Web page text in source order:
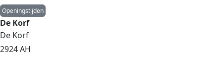
Openingstijden
De Korf
De Korf
2924 AH